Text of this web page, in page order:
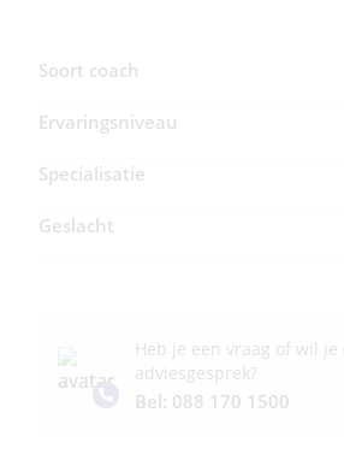
Soort coach
Ervaringsniveau
Specialisatie
Geslacht
Heb je een vraag of wil je
adviesgesprek?
Bel: 088 170 1500